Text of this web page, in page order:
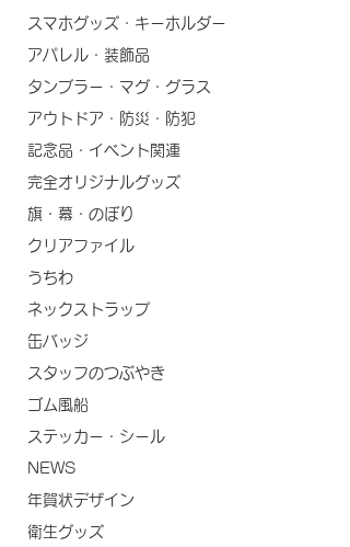
スマホグッズ・キーホルダー
アパレル・装飾品
タンブラー・マグ・グラス
アウトドア・防災・防犯
記念品・イベント関連
完全オリジナルグッズ
旗・幕・のぼり
クリアファイル
うちわ
ネックストラップ
缶バッジ
スタッフのつぶやき
ゴム風船
ステッカー・シール
NEWS
年賀状デザイン
衛生グッズ